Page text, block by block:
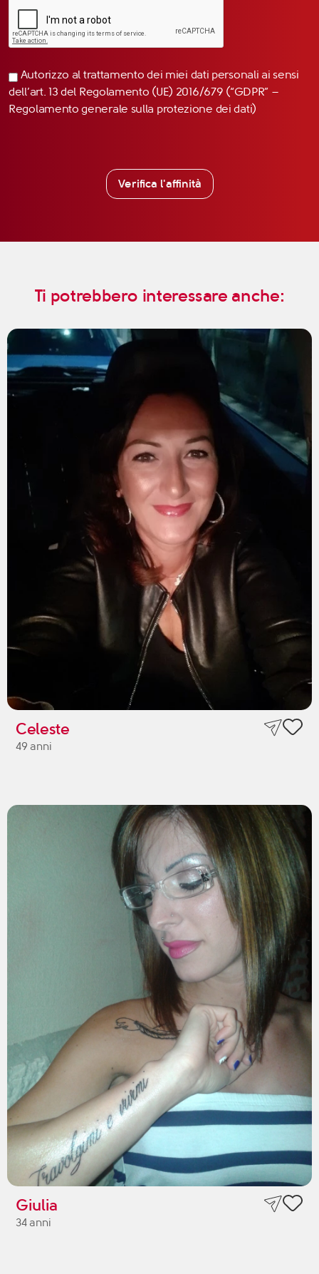
Autorizzo al trattamento dei miei dati personali ai sensi
dell’art. 13 del Regolamento (UE) 2016/679 (“GDPR” –
Regolamento generale sulla protezione dei dati)
Verifica l'affinità
Ti potrebbero interessare anche:
Celeste
49 anni
Giulia
34 anni